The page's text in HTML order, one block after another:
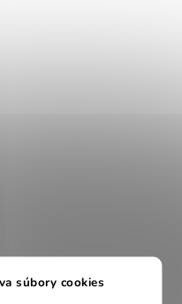
súbory cookies